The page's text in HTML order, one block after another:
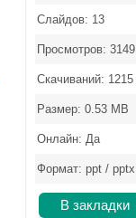
Слайдов: 13
Просмотров: 3149
Скачиваний: 1215
Размер: 0.53 MB
Онлайн: Да
Формат: ppt / pptx
В закладки